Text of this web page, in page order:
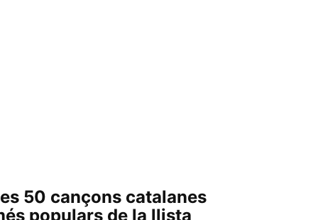
50 cançons catalanes
populars de la llista